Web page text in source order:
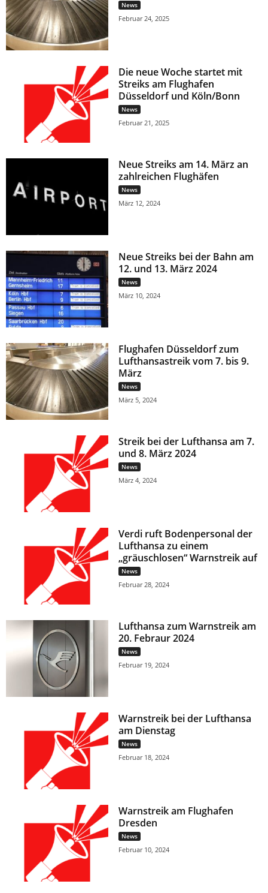
News
Februar 24, 2025
Die neue Woche startet mit
Streiks am Flughafen
Düsseldorf und Köln/Bonn
News
Februar 21, 2025
Neue Streiks am 14. März an
zahlreichen Flughäfen
News
März 12, 2024
Neue Streiks bei der Bahn am
12. und 13. März 2024
News
März 10, 2024
Flughafen Düsseldorf zum
Lufthansastreik vom 7. bis 9.
März
News
März 5, 2024
Streik bei der Lufthansa am 7.
und 8. März 2024
News
März 4, 2024
Verdi ruft Bodenpersonal der
Lufthansa zu einem
„gräuschlosen“ Warnstreik auf
News
Februar 28, 2024
Lufthansa zum Warnstreik am
20. Febraur 2024
News
Februar 19, 2024
Warnstreik bei der Lufthansa
am Dienstag
News
Februar 18, 2024
Warnstreik am Flughafen
Dresden
News
Februar 10, 2024